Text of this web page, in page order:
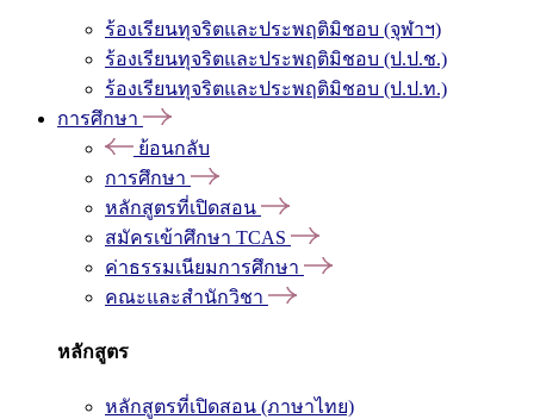
ร้องเรียนทุจริตและประพฤติมิชอบ (จุฬาฯ)
ร้องเรียนทุจริตและประพฤติมิชอบ (ป.ป.ช.)
ร้องเรียนทุจริตและประพฤติมิชอบ (ป.ป.ท.)
การศึกษา
ย้อนกลับ
การศึกษา
หลักสูตรที่เปิดสอน
สมัครเข้าศึกษา TCAS
ค่าธรรมเนียมการศึกษา
คณะและสำนักวิชา
หลักสูตร
หลักสูตรที่เปิดสอน (ภาษาไทย)